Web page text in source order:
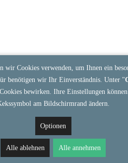
wir Cookies verwenden, um Ihnen ein
benötigen wir Ihr Einverständnis. Unter "
bewirken. Ihre Einstellungen können
am Bildschirmrand ändern.
Optionen
Alle ablehnen Alle annehmen